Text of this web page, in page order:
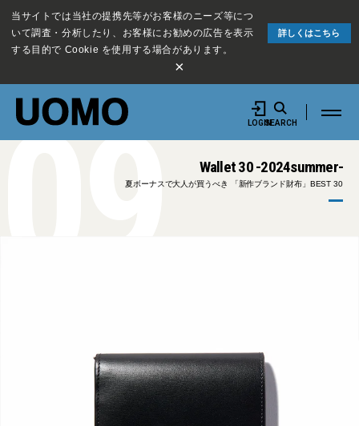
当サイトでは当社の提携先等がお客様のニーズ等につ
いて調査・分析したり、お客様にお勧めの広告を表示
する目的で Cookie を使用する場合があります。
詳しくはこちら
×
LOGINSEARCH
Wallet 30 -2024summer-
夏ボーナスで大人が買うべき 「新作ブランド財布」BEST 30
09